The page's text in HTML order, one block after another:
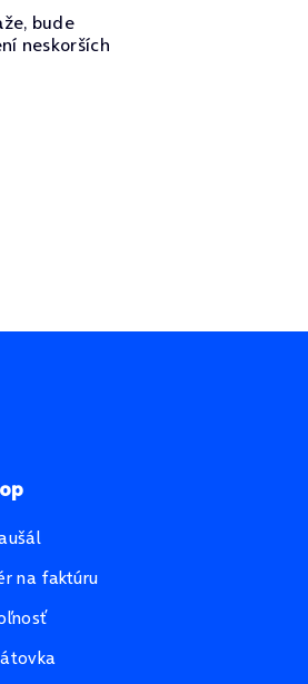
bude
neskorších
na faktúru